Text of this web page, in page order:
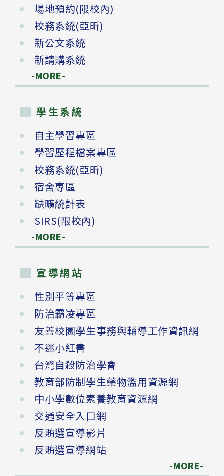
場地預約(限校內)
校務系統(亞昕)
新公文系統
新請購系統
-MORE-
學生系統
自主學習專區
學習歷程檔案專區
校務系統(亞昕)
宿舍專區
缺曠統計表
SIRS(限校內)
-MORE-
宣導網站
性別平等專區
防治霸凌專區
友善校園學生事務與輔導工作資訊網
不迷小紅書
台灣自殺防治學會
教育部防制學生藥物濫用資源網
中小學數位素養教育資源網
交通安全入口網
反賄選宣導影片
反賄選宣導網站
-MORE-